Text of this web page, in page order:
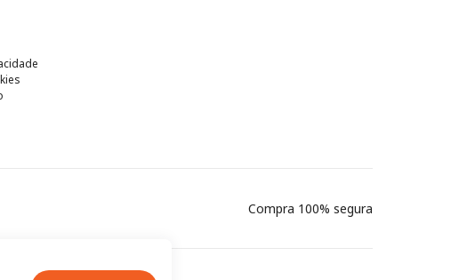
Compra 100% segura